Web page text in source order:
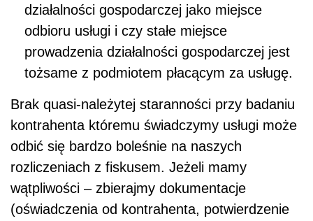
działalności gospodarczej jako miejsce
odbioru usługi i czy stałe miejsce
prowadzenia działalności gospodarczej jest
tożsame z podmiotem płacącym za usługę.
Brak quasi-należytej staranności przy badaniu
kontrahenta któremu świadczymy usługi może
odbić się bardzo boleśnie na naszych
rozliczeniach z fiskusem. Jeżeli mamy
wątpliwości – zbierajmy dokumentacje
(oświadczenia od kontrahenta, potwierdzenie